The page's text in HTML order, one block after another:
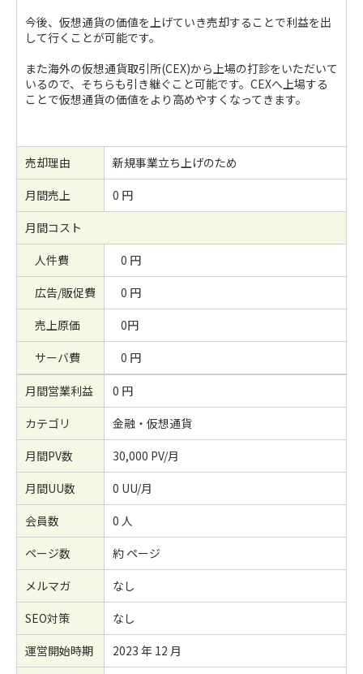
今後、仮想通貨の価値を上げていき売却することで利益を出
して行くことが可能です。
また海外の仮想通貨取引所(CEX)から上場の打診をいただいて
いるので、そちらも引き継ぐこと可能です。CEXへ上場する
ことで仮想通貨の価値をより高めやすくなってきます。
売却理由
新規事業立ち上げのため
月間売上
0 円
月間コスト
人件費
0 円
広告/販促費
0 円
売上原価
0円
サーバ費
0 円
月間営業利益
0 円
カテゴリ
金融・仮想通貨
月間PV数
30,000 PV/月
月間UU数
0 UU/月
会員数
0 人
ページ数
約 ページ
メルマガ
なし
SEO対策
なし
運営開始時期
2023 年 12 月